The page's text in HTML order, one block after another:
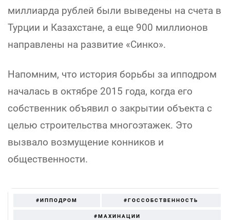
миллиарда рублей были выведены на счета в
Турции и Казахстане, а еще 900 миллионов
направлены на развитие «Синко».
Напомним, что история борьбы за ипподром
началась в октябре 2015 года, когда его
собственник объявил о закрытии объекта с
целью строительства многоэтажек. Это
вызвало возмущение конников и
общественности.
#ИППОДРОМ #ГОССОБСТВЕННОСТЬ
#МАХИНАЦИИ